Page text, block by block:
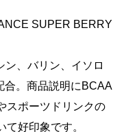
ン、バリン、イソロ
合。商品説明にBCAA
スポーツドリンクの
好印象です。